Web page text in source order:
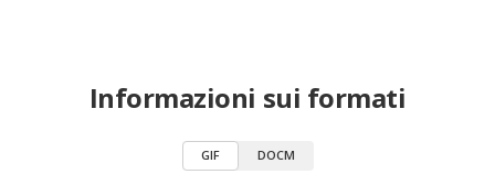
Informazioni sui formati
GIF DOCM